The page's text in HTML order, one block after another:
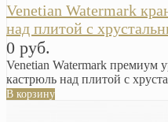
Venetian Watermark
над плитой с
0 руб.
Venetian Watermark премиум
кастрюль над плитой с
В корзину